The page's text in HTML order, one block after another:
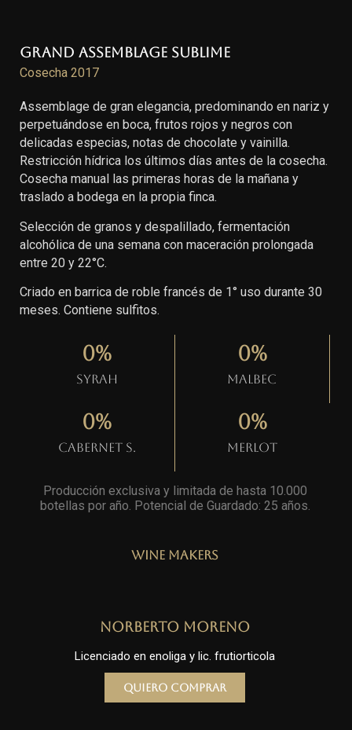
Grand Assemblage Sublime
Cosecha 2017
Assemblage de gran elegancia, predominando en nariz y
perpetuándose en boca, frutos rojos y negros con
delicadas especias, notas de chocolate y vainilla.
Restricción hídrica los últimos días antes de la cosecha.
Cosecha manual las primeras horas de la mañana y
traslado a bodega en la propia finca.
Selección de granos y despalillado, fermentación
alcohólica de una semana con maceración prolongada
entre 20 y 22°C.
Criado en barrica de roble francés de 1° uso durante 30
meses. Contiene sulfitos.
Syrah
0%
Malbec
0%
Cabernet S.
0%
Merlot
0%
Producción exclusiva y limitada de hasta 10.000
botellas por año. Potencial de Guardado: 25 años
Wine Makers
Norberto Moreno
Licenciado en enoliga y lic. frutiorticola
Quiero comprar